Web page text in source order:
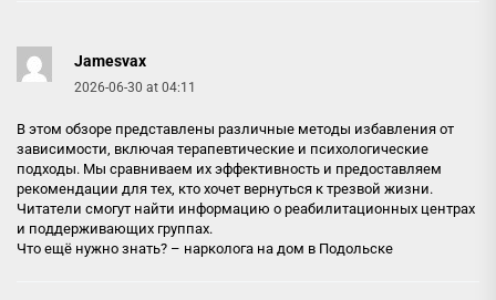
Jamesvax
2026-06-30 at 04:11
В этом обзоре представлены различные методы избавления от
зависимости, включая терапевтические и психологические
подходы. Мы сравниваем их эффективность и предоставляем
рекомендации для тех, кто хочет вернуться к трезвой жизни.
Читатели смогут найти информацию о реабилитационных центрах
и поддерживающих группах.
Что ещё нужно знать? – нарколога на дом в Подольске